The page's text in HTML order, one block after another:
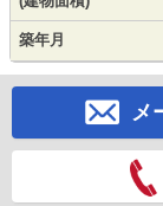
築年月
メ